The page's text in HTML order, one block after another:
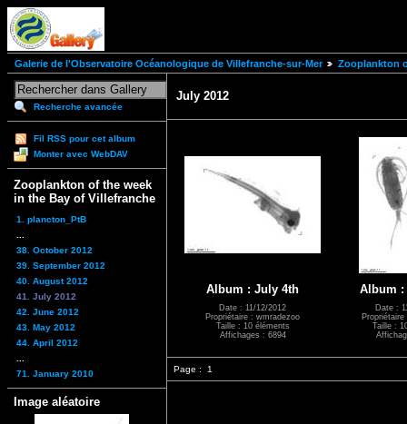
Galerie de l'Observatoire Océanologique de Villefranche-sur-Mer Zooplankton
Recherche avancée
Fil RSS pour cet album
Monter avec WebDAV
Zooplankton of the week
in the Bay of Villefranche
1. plancton_PtB
38. October 2012
39. September 2012
40. August 2012
41. July 2012
42. June 2012
43. May 2012
44. April 2012
71. January 2010
Image aléatoire
July 2012
Album : July 4th
Date : 11/12/2012
Propriétaire : wmradezoo
Taille : 10 éléments
Affichages : 6894
Album :
Date :
Taille :
Page : 1